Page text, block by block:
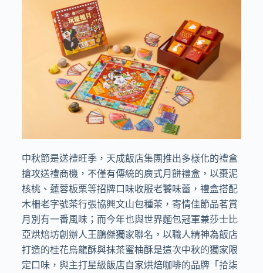
中秋節是送禮旺季，天成飯店集團推出多樣化的禮盒
搶攻送禮商機，不僅有傳統的廣式月餅禮盒，以棗泥
核桃、蓮蓉板栗等招牌口味收服老饕味蕾，禮盒搭配
木柵老字號茶行張協興文山包種茶，寄情佳節品茗賞
月別有一番風味；而今年也與世界麵包冠軍兼莎士比
亞烘焙坊創辦人王鵬傑獨家聯名，以職人精神為飯店
打造的桂花烏龍酥與抹茶蜜柚酥是這次中秋的獨家限
定口味，與主打星級飯店自家烘焙咖啡的品牌「拾柒